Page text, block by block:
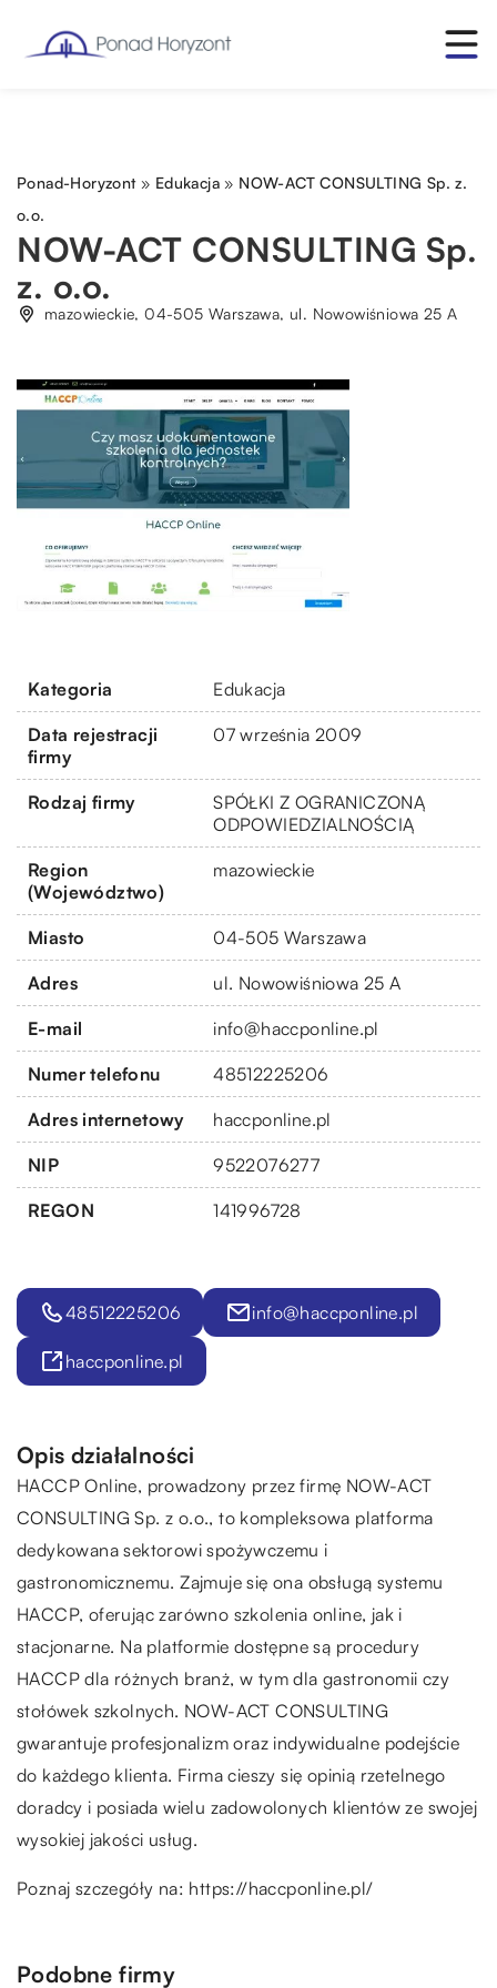
Ponad-Horyzont» Edukacja » NOW-ACT CONSULTING Sp. z.
o.o.
NOW-ACT CONSULTING Sp.
z. o.o.
mazowieckie, 04-505 Warszawa, ul. Nowowiśniowa 25 A
Kategoria Edukacja
Data rejestracji
firmy
07 września 2009
Rodzaj firmy
SPÓŁKI Z OGRANICZONĄ
ODPOWIEDZIALNOŚCIĄ
Region
(Województwo)
mazowieckie
Miasto 04-505 Warszawa
Adres ul. Nowowiśniowa 25 A
E-mail info@haccponline.pl
Numer telefonu 48512225206
Adres internetowy haccponline.pl
NIP 9522076277
REGON 141996728
48512225206 info@haccponline.pl
haccponline.pl
Opis działalności
HACCP Online, prowadzony przez firmę NOW-ACT
CONSULTING Sp. z o.o., to kompleksowa platforma
dedykowana sektorowi spożywczemu i
gastronomicznemu. Zajmuje się ona obsługą systemu
HACCP, oferując zarówno szkolenia online, jak i
stacjonarne. Na platformie dostępne są procedury
HACCP dla różnych branż, w tym dla gastronomii czy
stołówek szkolnych. NOW-ACT CONSULTING
gwarantuje profesjonalizm oraz indywidualne podejście
do każdego klienta. Firma cieszy się opinią rzetelnego
doradcy i posiada wielu zadowolonych klientów ze swojej
wysokiej jakości usług.
Poznaj szczegóły na: https://haccponline.pl/
Podobne firmy